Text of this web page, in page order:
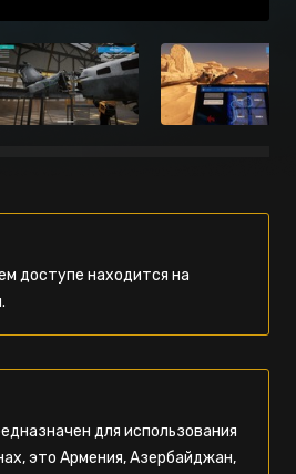
доступе находится на
для использования
это Армения, Азербайджан,